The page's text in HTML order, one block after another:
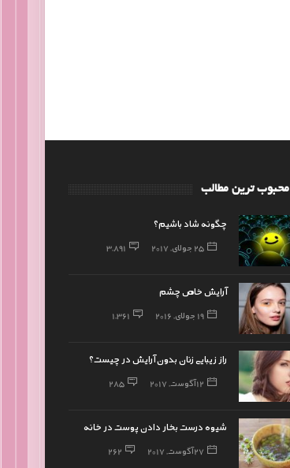
محبوب ترین مطالب
چگونه شاد باشیم؟
25 جولای, 2017 3,891
آرایش خاص چشم
19 جولای, 2016 1,361
راز زیبایی زنان بدون آرایش در چیست؟
12 آگوست, 2017 285
شیوه درست بخار دادن پوست در خانه
27 آگوست, 2017 262